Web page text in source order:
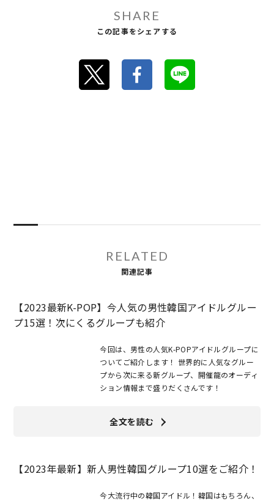
SHARE
この記事をシェアする
RELATED
関連記事
【2023最新K-POP】今人気の男性韓国アイドルグルー
プ15選！次にくるグループも紹介
今回は、男性の人気K-POPアイドルグループに
ついてご紹介します！ 世界的に人気なグルー
プから次に来る新グループ、開催龍のオーディ
ション情報まで盛りだくさんです！
全文を読む
【2023年最新】新人男性韓国グループ10選をご紹介！
今大流行中の韓国アイドル！韓国はもちろん、